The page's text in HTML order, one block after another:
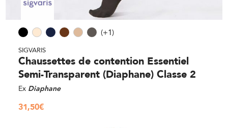
(+1)
SIGVARIS
Chaussettes de contention Essentiel
Semi-Transparent (Diaphane) Classe 2
Ex Diaphane
31,50€